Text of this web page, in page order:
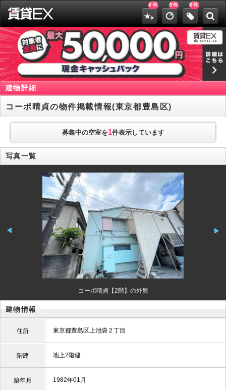
0 件 0件 0件
建物詳細
コーポ晴貞の物件掲載情報(東京都豊島区)
募集中の空室を1件表示しています
写真一覧
コーポ晴貞【2階】の外観
建物情報
住所 東京都豊島区上池袋２丁目
階建 地上2階建
築年月 1982年01月